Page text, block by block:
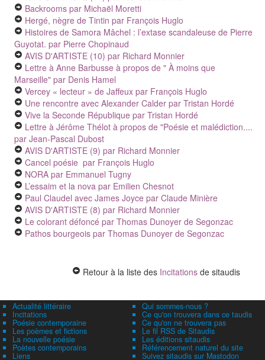
Backrooms par Michaël Moretti
Hergé, nègre de Tintin par François Huglo
Histoires de Samora Mâchel : l’extase scandaleuse de Pierre
Guyotat. par Pierre Chopinaud
AVIS D'ARTISTE (10) par Richard Monnier
Lettre à Anne Barbusse à propos de " À moins que
Marseille" par Denis Hamel
Vercey « lecteur » de Jaffeux par François Huglo
Une rencontre avec Alexander Calder par Tristan Hordé
Vive la Seconde République par Tristan Hordé
Lettre à Jérôme Thélot à propos de "Poésie et malédiction....
par Jean-Pascal Dubost
AVIS D'ARTISTE (9) par Richard Monnier
Cancel poésie par François Huglo
NORA par Emmanuel Tugny
L’essaim et la nova par Emilien Chesnot
Paul Claudel avec James Joyce par Claude Minière
AVIS D'ARTISTE (8) par Richard Monnier
Le colorant défoncé par Thomas Dunoyer de Segonzac
Pathos bourgeois par Thomas Dunoyer de Segonzac
Retour à la liste des Incitations de sitaudis
Actualité littéraire
Incitations
Poésie contemporaine
Les poèmes et fictions
La nouvelle poésie
Poètes contemporains
Liens
Qui sommes-nous ?
Ce qu'on trouvera dans ce taudis
Ce qu'on ne trouvera pas
Le fil RSS de Sitaudis
Les éditions sitaudis
Référencement naturel du site
Suivez sitaudis sur Mastodon